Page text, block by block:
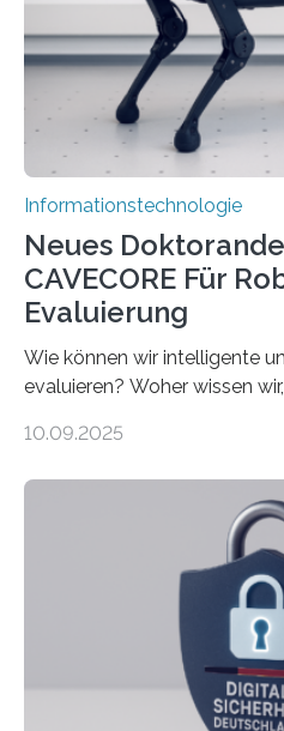
bremst komplexe
immer größer werden und
verarbeiten müssen, steigt
Rechenarchitekturen. Neben
rücken dabei insbesondere…
Informationstechnologie
Neues
CAVECORE Für
Evaluierung
Wie können wir intelligente
evaluieren? Woher wissen
sich CAVECORE – ein neues
koordiniert wird. Ab dem 1.
über einen Zeitraum von vier
Promovierende im Rahmen
kognitiven Robotern
die mittels Sensoren ihre
Informationen verarbeiten
10.09.2025